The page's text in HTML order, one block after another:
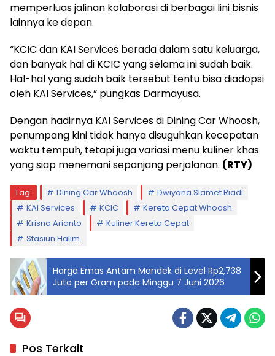
memperluas jalinan kolaborasi di berbagai lini bisnis
lainnya ke depan.
“KCIC dan KAI Services berada dalam satu keluarga,
dan banyak hal di KCIC yang selama ini sudah baik.
Hal-hal yang sudah baik tersebut tentu bisa diadopsi
oleh KAI Services,” pungkas Darmayusa.
Dengan hadirnya KAI Services di Dining Car Whoosh,
penumpang kini tidak hanya disuguhkan kecepatan
waktu tempuh, tetapi juga variasi menu kuliner khas
yang siap menemani sepanjang perjalanan. (RTY)
Tag: Dining Car Whoosh
Dwiyana Slamet Riadi
KAI Services
KCIC
Kereta Cepat Whoosh
Krisna Arianto
Kuliner Kereta Cepat
Stasiun Halim.
Harga Emas Antam Mandek di Level Rp2,738
Juta per Gram pada Minggu 7 Juni 2026
Pos Terkait